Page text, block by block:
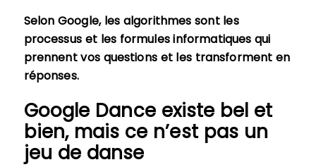
Selon Google, les algorithmes sont les
processus et les formules informatiques qui
prennent vos questions et les transforment en
réponses.
Google Dance existe bel et
bien, mais ce n’est pas un
jeu de danse